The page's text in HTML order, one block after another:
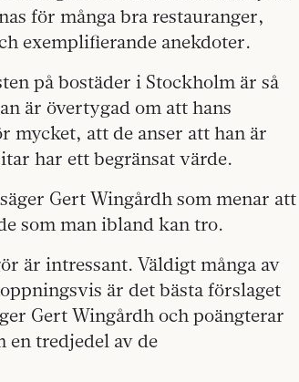
för många bra restauranger,
exemplifierande anekdoter.
på bostäder i Stockholm är så
är övertygad om att hans
att de anser att han är
har ett begränsat värde.
Gert Wingårdh som menar att
som man ibland kan tro.
är intressant. Väldigt många av
är det bästa förslaget
Gert Wingårdh och poängterar
tredjedel av de